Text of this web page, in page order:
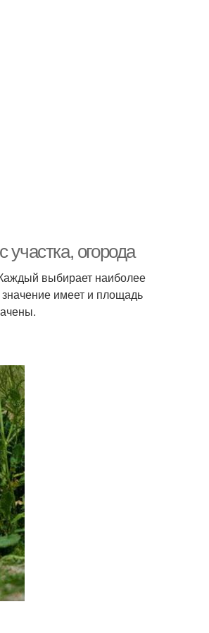
огорода
выбирает наиболее
имеет и площадь